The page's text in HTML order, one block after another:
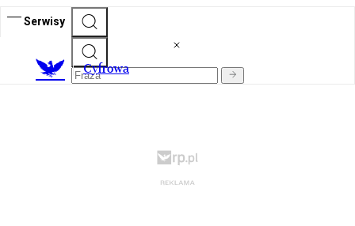
Serwisy
Cyfrowa